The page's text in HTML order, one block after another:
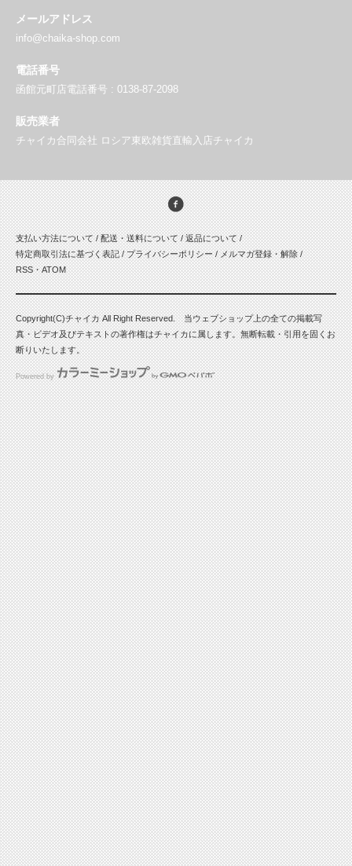
メールアドレス
info@chaika-shop.com
電話番号
函館元町店電話番号 : 0138-87-2098
販売業者
チャイカ合同会社 ロシア東欧雑貨直輸入店チャイカ
支払い方法について/ 配送・送料について/ 返品について/
特定商取引法に基づく表記/ プライバシーポリシー/ メルマガ登録・解除/
RSS・ATOM
Copyright(C)チャイカ All Right Reserved. 当ウェブショップ上の全ての掲載写
真・ビデオ及びテキストの著作権はチャイカに属します。無断転載・引用を固くお
断りいたします。
Powered by